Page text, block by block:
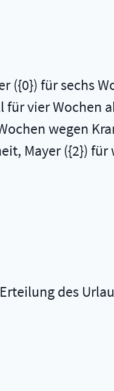
({0}) für sechs
vier Wochen
wegen
Mayer ({2})
des